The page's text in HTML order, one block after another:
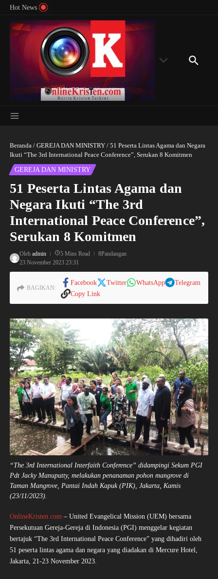
Lewati ke konten
Hot News
Beranda / GEREJA DAN MINISTRY / 51 Peserta Lintas Agama dan Negara
Ikuti “The 3rd International Peace Conference”, Serukan 8 Komitmen
GEREJA DAN MINISTRY
51 Peserta Lintas Agama dan
Negara Ikuti “The 3rd
International Peace Conference”,
Serukan 8 Komitmen
Oleh admin 5 Mins Read
8Pandangan
23 November 2023 23:31
BAGIKAN:
Facebook Twitter WhatsApp
Telegram
Copy Link
“The 3rd International Interfaith Conference” didampingi Sekum PGI
Pdt Jacky Manuputty, melakukan penanaman pohon mangrove di
Taman Mangrove, Pantai Indah Kapuk (PIK), Jakarta, Kamis
(23/11/2023).
OnlineKristen.com – United Evangelical Mission (UEM) bersama
Persekutuan Gereja-Gereja di Indonesia (PGI) menggelar kegiatan
bertajuk “The 3rd International Peace Conference” yang dihadiri oleh
51 peserta lintas agama dan negara yang diadakan di Mercure Hotel,
Jakarta, 21-23 November 2023.